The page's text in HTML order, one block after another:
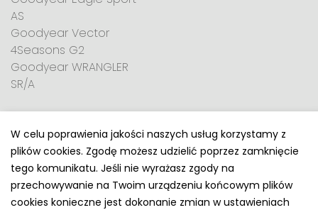
AS
Goodyear Vector
4Seasons G2
Goodyear WRANGLER
SR/A
Polityka prywatności
e-mail: kontakt@opony.com.pl
W celu poprawienia jakości naszych usług korzystamy z
plików cookies. Zgodę możesz udzielić poprzez zamknięcie
tego komunikatu. Jeśli nie wyrażasz zgody na
przechowywanie na Twoim urządzeniu końcowym plików
cookies konieczne jest dokonanie zmian w ustawieniach